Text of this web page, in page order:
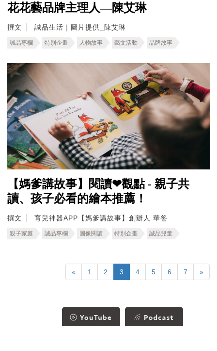
花花藝品牌主理人—陳艾琳
撰文 誠品生活｜圖片提供_陳艾琳
誠品專欄 特別企畫 人物故事 藝文活動 品牌故事
【媽爹講故事】閱讀❤觀點 - 親子共
讀、孩子必看的繪本推薦！
撰文 育兒神器APP【媽爹講故事】創辦人 華爸
親子家庭 誠品專欄 圖像閱讀 特別企畫 誠品兒童
« 1 2 3 4 5 6 7 »